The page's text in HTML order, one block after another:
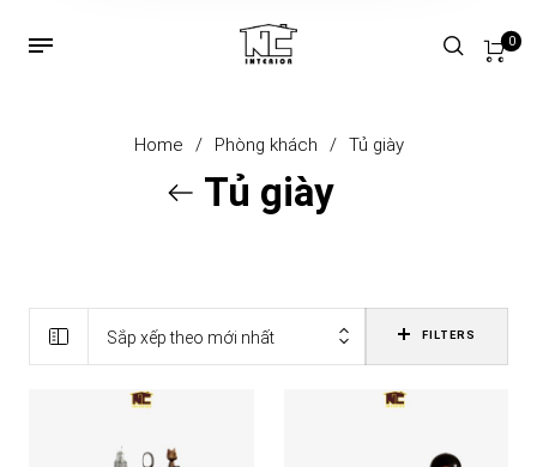
0
Home / Phòng khách / Tủ giày
Tủ giày
Sắp xếp theo mới nhất FILTERS